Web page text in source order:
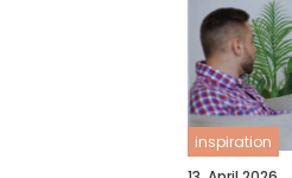
inspiration